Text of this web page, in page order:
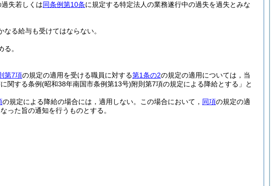
失若しくは同条例第10条に規定する特定法人の業務遂行中の過失を過失とみな
る給与も受けてはならない。
。
第7項の規定の適用を受ける職員に対する第1条の2の規定の適用については，当
関する条例(昭和38年南国市条例第13号)附則第7項の規定による降給とする」と
の規定による降給の場合には，適用しない。 この場合において， 同項の規定の適
った旨の通知を行うものとする。